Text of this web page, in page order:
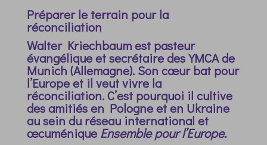
Préparer le terrain pour la
réconciliation
Walter Kriechbaum est pasteur
évangélique et secrétaire des YMCA de
Munich (Allemagne). Son cœur bat pour
l’Europe et il veut vivre la
réconciliation. C’est pourquoi il cultive
des amitiés en Pologne et en Ukraine
au sein du réseau international et
œcuménique Ensemble pour l’Europe.